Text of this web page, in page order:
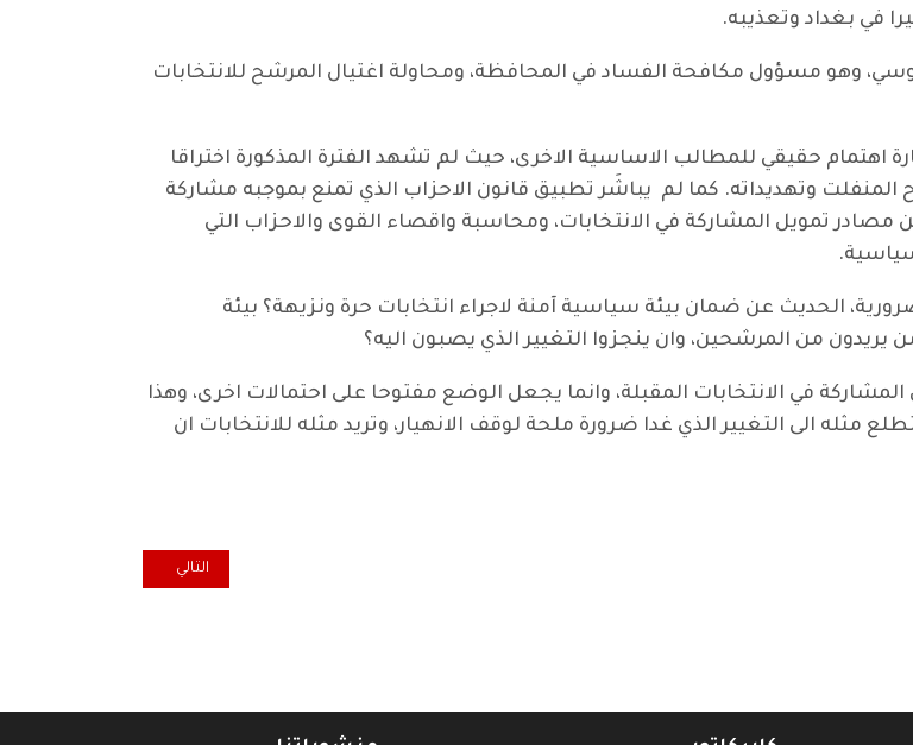
وهو مسؤول مكافحة الفساد في المحافظة، ومحاولة اغتيال المرشح للانتخابات
اهتمام حقيقي للمطالب الاساسية الاخرى، حيث لم تشهد الفترة المذكورة اختراقا
وتهديداته. كما لم يباشَر تطبيق قانون الاحزاب الذي تمنع بموجبه مشاركة
تمويل المشاركة في الانتخابات، ومحاسبة واقصاء القوى والاحزاب التي
الحديث عن ضمان بيئة سياسية آمنة لاجراء انتخابات حرة ونزيهة؟ بيئة
يريدون من المرشحين، وان ينجزوا التغيير الذي يصبون اليه؟
في الانتخابات المقبلة، وانما يجعل الوضع مفتوحا على احتمالات اخرى، وهذا
مثله الى التغيير الذي غدا ضرورة ملحة لوقف الانهيار، وتريد مثله للانتخابات ان
المقال التالي: حول كارثة حريق
التالي